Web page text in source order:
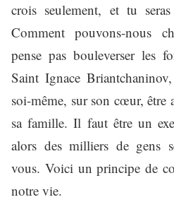
crois seulement, et tu
Comment pouvons-nous
pense pas bouleverser les
Saint Ignace
soi-même, sur son cœur, être
sa famille. Il faut être un
alors des milliers de gens
vous. Voici un principe de
notre vie.